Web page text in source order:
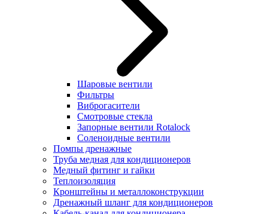
Шаровые вентили
Фильтры
Виброгасители
Смотровые стекла
Запорные вентили Rotalock
Соленоидные вентили
Помпы дренажные
Труба медная для кондиционеров
Медный фитинг и гайки
Теплоизоляция
Кронштейны и металлоконструкции
Дренажный шланг для кондиционеров